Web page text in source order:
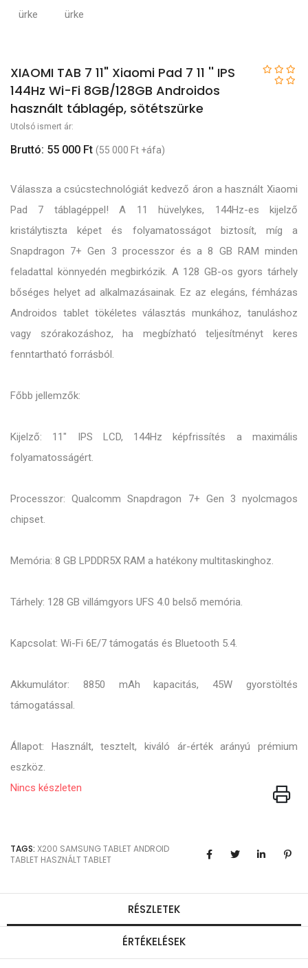
XIAOMI TAB 7 11" Xiaomi Pad 7 11 '' IPS
144Hz Wi-Fi 8GB/128GB Androidos
használt táblagép, sötétszürke
Utolsó ismert ár:
Bruttó: 55 000 Ft (55 000 Ft +áfa)
Válassza a csúcstechnológiát kedvező áron a használt Xiaomi
Pad 7 táblagéppel! A 11 hüvelykes, 144Hz-es kijelző
kristálytiszta képet és folyamatosságot biztosít, míg a
Snapdragon 7+ Gen 3 processzor és a 8 GB RAM minden
feladattal könnyedén megbirkózik. A 128 GB-os gyors tárhely
bőséges helyet ad alkalmazásainak. Ez az elegáns, fémházas
Androidos tablet tökéletes választás munkához, tanuláshoz
vagy szórakozáshoz, ha megbízható teljesítményt keres
fenntartható forrásból.
Főbb jellemzők:
Kijelző: 11" IPS LCD, 144Hz képfrissítés a maximális
folyamatosságért.
Processzor: Qualcomm Snapdragon 7+ Gen 3 nyolcmagos
chipset.
Memória: 8 GB LPDDR5X RAM a hatékony multitaskinghoz.
Tárhely: 128 GB villámgyors UFS 4.0 belső memória.
Kapcsolat: Wi-Fi 6E/7 támogatás és Bluetooth 5.4.
Akkumulátor: 8850 mAh kapacitás, 45W gyorstöltés
támogatással.
Állapot: Használt, tesztelt, kiváló ár-érték arányú prémium
eszköz.
Nincs készleten
TAGS: X200 SAMSUNG TABLETANDROID
TABLET HASZNÁLT TABLET
RÉSZLETEK
ÉRTÉKELÉSEK